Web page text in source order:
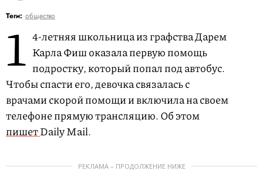
Теги: общество
1 4-летняя школьница из графства Дарем
Карла Фиш оказала первую помощь
подростку, который попал под автобус.
Чтобы спасти его, девочка связалась с
врачами скорой помощи и включила на своем
телефоне прямую трансляцию. Об этом
пишетDaily Mail.
РЕКЛАМА – ПРОДОЛЖЕНИЕ НИЖЕ